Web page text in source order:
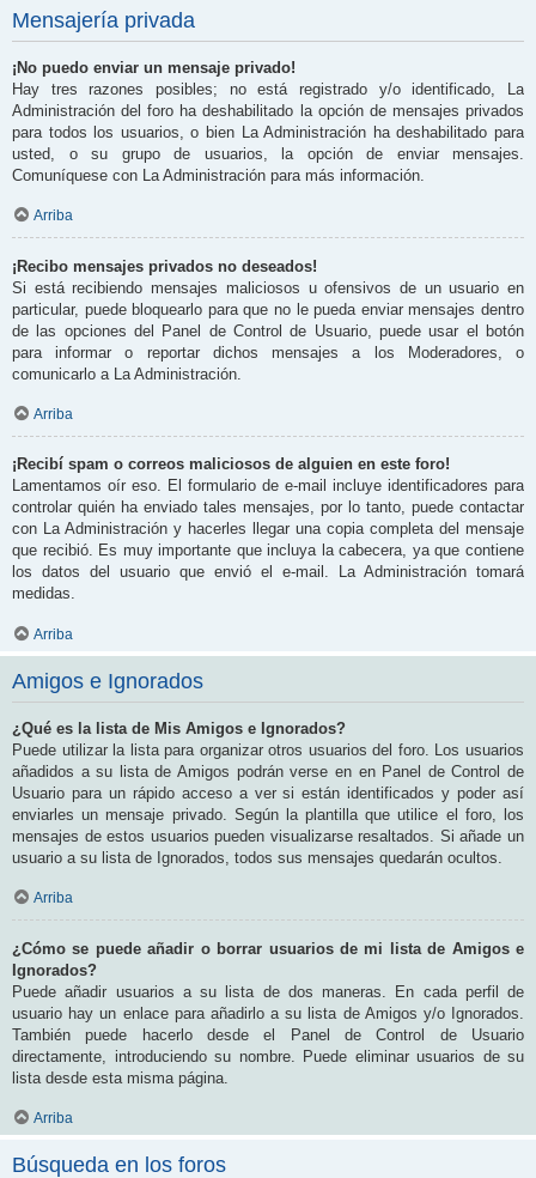
Mensajería privada
¡No puedo enviar un mensaje privado!
Hay tres razones posibles; no está registrado y/o identificado, La
Administración del foro ha deshabilitado la opción de mensajes privados
para todos los usuarios, o bien La Administración ha deshabilitado para
usted, o su grupo de usuarios, la opción de enviar mensajes.
Comuníquese con La Administración para más información.
Arriba
¡Recibo mensajes privados no deseados!
Si está recibiendo mensajes maliciosos u ofensivos de un usuario en
particular, puede bloquearlo para que no le pueda enviar mensajes dentro
de las opciones del Panel de Control de Usuario, puede usar el botón
para informar o reportar dichos mensajes a los Moderadores, o
comunicarlo a La Administración.
Arriba
¡Recibí spam o correos maliciosos de alguien en este foro!
Lamentamos oír eso. El formulario de e-mail incluye identificadores para
controlar quién ha enviado tales mensajes, por lo tanto, puede contactar
con La Administración y hacerles llegar una copia completa del mensaje
que recibió. Es muy importante que incluya la cabecera, ya que contiene
los datos del usuario que envió el e-mail. La Administración tomará
medidas.
Arriba
Amigos e Ignorados
¿Qué es la lista de Mis Amigos e Ignorados?
Puede utilizar la lista para organizar otros usuarios del foro. Los usuarios
añadidos a su lista de Amigos podrán verse en en Panel de Control de
Usuario para un rápido acceso a ver si están identificados y poder así
enviarles un mensaje privado. Según la plantilla que utilice el foro, los
mensajes de estos usuarios pueden visualizarse resaltados. Si añade un
usuario a su lista de Ignorados, todos sus mensajes quedarán ocultos.
Arriba
¿Cómo se puede añadir o borrar usuarios de mi lista de Amigos e
Ignorados?
Puede añadir usuarios a su lista de dos maneras. En cada perfil de
usuario hay un enlace para añadirlo a su lista de Amigos y/o Ignorados.
También puede hacerlo desde el Panel de Control de Usuario
directamente, introduciendo su nombre. Puede eliminar usuarios de su
lista desde esta misma página.
Arriba
Búsqueda en los foros